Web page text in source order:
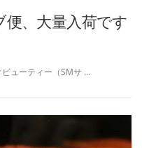
、大量入荷です
ューティー（SMサ …